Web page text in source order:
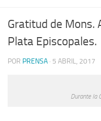
Gratitud de Mons.
Plata Episcopales.
POR PRENSA · 5 ABRIL, 2017
Durante la